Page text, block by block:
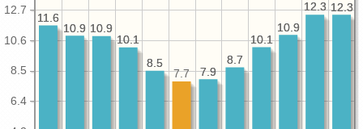
6.4
8.5
10.6
12.7 12.3
12.3
10.9
10.1
8.7
7.9
8.5
10.1
10.9
10.9
11.6
12.3
12.3
10.9
10.1
8.7
7.9
7.7
8.5
10.1
10.9
10.9
11.6